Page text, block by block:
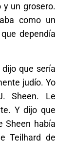
y un grosero.
como un
dependía
que sería
judío. Yo
Sheen. Le
Y dijo que
Sheen había
Teilhard de